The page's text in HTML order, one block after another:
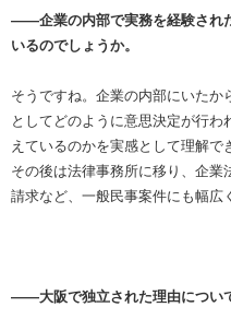
――企業の内部で実務を経験され
いるのでしょうか。
そうですね。企業の内部にいたか
としてどのように意思決定が行
えているのかを実感として理解で
その後は法律事務所に移り、企
請求など、一般民事案件にも幅広
――大阪で独立された理由につい